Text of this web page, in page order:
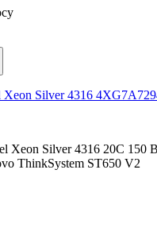
Xeon Silver 4316 20C 150
ThinkSystem ST650 V2